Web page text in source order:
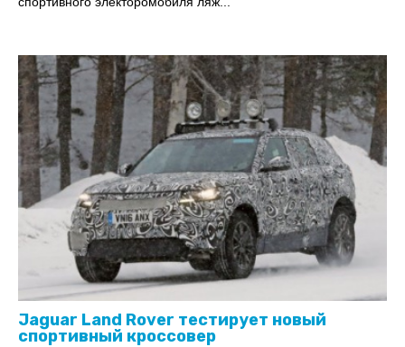
Jaguar Land Rover тестирует новый
спортивный кроссовер